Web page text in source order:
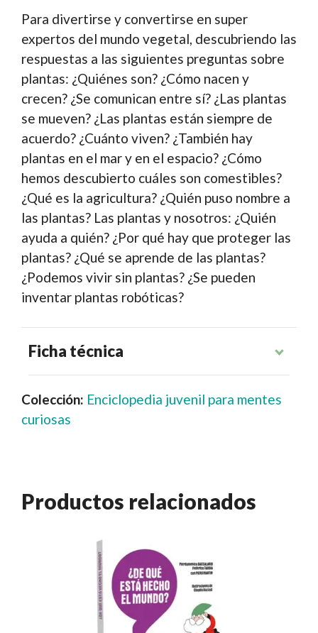
Para divertirse y convertirse en super
expertos del mundo vegetal, descubriendo las
respuestas a las siguientes preguntas sobre
plantas: ¿Quiénes son? ¿Cómo nacen y
crecen? ¿Se comunican entre sí? ¿Las plantas
se mueven? ¿Las plantas están siempre de
acuerdo? ¿Cuánto viven? ¿También hay
plantas en el mar y en el espacio? ¿Cómo
hemos descubierto cuáles son comestibles?
¿Qué es la agricultura? ¿Quién puso nombre a
las plantas? Las plantas y nosotros: ¿Quién
ayuda a quién? ¿Por qué hay que proteger las
plantas? ¿Qué se aprende de las plantas?
¿Podemos vivir sin plantas? ¿Se pueden
inventar plantas robóticas?
Ficha técnica
Colección: Enciclopedia juvenil para mentes
curiosas
Productos relacionados